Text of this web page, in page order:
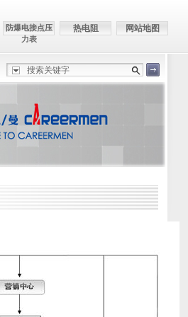
防爆电接点压
力表
热电阻 网站地图